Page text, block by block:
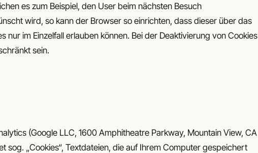
es zum Beispiel, den User beim nächsten Besuch
wird, so kann der Browser so einrichten, dass dieser über das
nur im Einzelfall erlauben können. Bei der Deaktivierung von Cookies
sein.
(Google LLC, 1600 Amphitheatre Parkway, Mountain View, CA
sog. „Cookies“, Textdateien, die auf Ihrem Computer gespeichert